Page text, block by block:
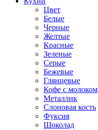
Цвет
Белые
Черные
Желтые
Красные
Зеленые
Серые
Бежевые
Глянцевые
Кофе с молоком
Металлик
Слоновая кость
Фуксия
Шоколад